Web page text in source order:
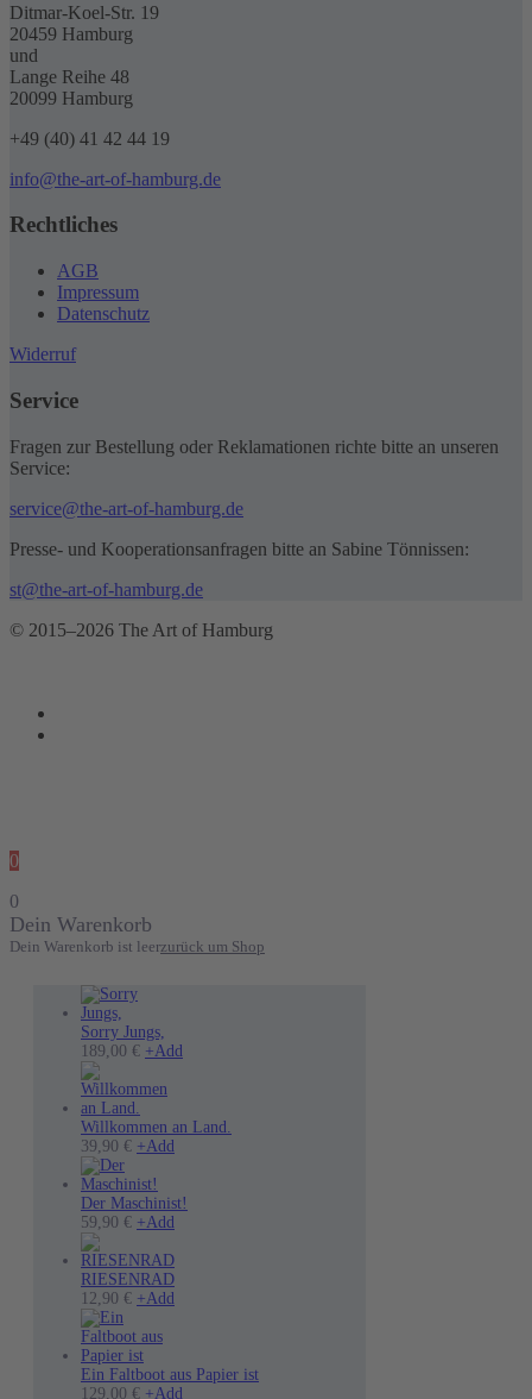
Ditmar-Koel-Str. 19
20459 Hamburg
und
Lange Reihe 48
20099 Hamburg
+49 (40) 41 42 44 19
info@the-art-of-hamburg.de
Rechtliches
AGB
Impressum
Datenschutz
Widerruf
Service
Fragen zur Bestellung oder Reklamationen richte bitte an unseren
Service:
service@the-art-of-hamburg.de
Presse- und Kooperationsanfragen bitte an Sabine Tönnissen:
st@the-art-of-hamburg.de
© 2015–2026 The Art of Hamburg
0
0
Dein Warenkorb
Dein Warenkorb ist leerzurück um Shop
Sorry Jungs,
189,00 € +Add
Willkommen an Land.
39,90 € +Add
mehrere
Die
Optionen
gewählt
werden
Der Maschinist!
59,90 € +Add
weist
mehrere
können
auf
RIESENRAD
12,90 € +Add
Ein Faltboot aus Papier ist
129,00 € +Add